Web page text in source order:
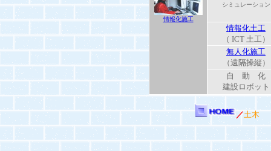
情報化施工
シミュレーション
情報化土工
（ ICT 土工）
無人化施工
（遠隔操縦）
自 動 化
建設ロボット
／土木